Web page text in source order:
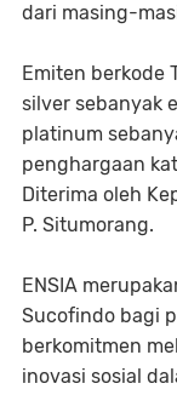
dari masing-
Emiten berkode
silver sebanyak
platinum
penghargaan
Diterima oleh
P. Situmorang.
ENSIA
Sucofindo bagi
berkomitmen
inovasi sosial